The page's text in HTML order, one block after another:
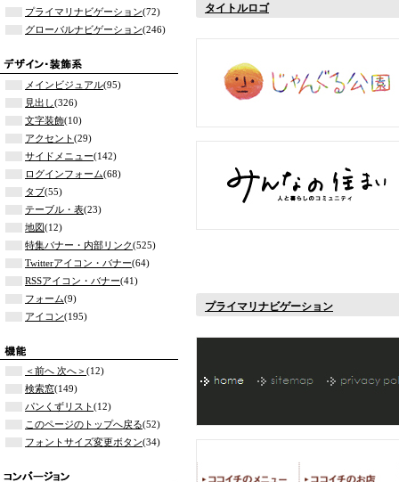
プライマリナビゲーション(72)
グローバルナビゲーション(246)
メインビジュアル(95)
見出し(326)
文字装飾(10)
アクセント(29)
サイドメニュー(142)
ログインフォーム(68)
タブ(55)
テーブル・表(23)
地図(12)
特集バナー・内部リンク(525)
Twitterアイコン・バナー(64)
RSSアイコン・バナー(41)
フォーム(9)
アイコン(195)
＜前へ 次へ＞ (12)
検索窓(149)
パンくずリスト(12)
このページのトップへ戻る(52)
フォントサイズ変更ボタン(34)
タイトルロゴ
プライマリナビゲーション